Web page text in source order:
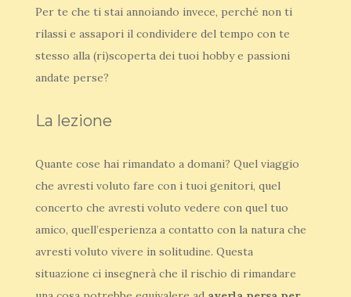
Per te che ti stai annoiando invece, perché non ti
rilassi e assapori il condividere del tempo con te
stesso alla (ri)scoperta dei tuoi hobby e passioni
andate perse?
La lezione
Quante cose hai rimandato a domani? Quel viaggio
che avresti voluto fare con i tuoi genitori, quel
concerto che avresti voluto vedere con quel tuo
amico, quell’esperienza a contatto con la natura che
avresti voluto vivere in solitudine. Questa
situazione ci insegnerà che il rischio di rimandare